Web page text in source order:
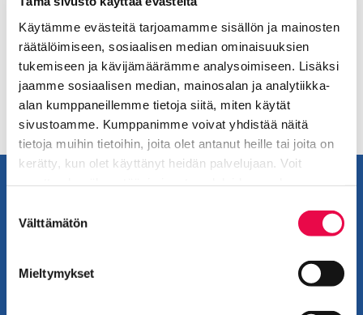
Käytämme evästeitä tarjoamamme sisällön ja mainosten
räätälöimiseen, sosiaalisen median ominaisuuksien
tukemiseen ja kävijämäärämme analysoimiseen. Lisäksi
jaamme sosiaalisen median, mainosalan ja analytiikka-
alan kumppaneillemme tietoja siitä, miten käytät
sivustoamme. Kumppanimme voivat yhdistää näitä
tietoja muihin tietoihin, joita olet antanut heille tai joita on
kerätty, kun olet käyttänyt heidän palvelujaan. Voit
valinta
Välttämätön
Mieltymykset
Lisää aiheesta: Asiakkaalle
Nykyinen sivu
Toimitus- ja sopimusehdot
Klikkaa käyttääksesi valikkoa
Riihimäen Vesi